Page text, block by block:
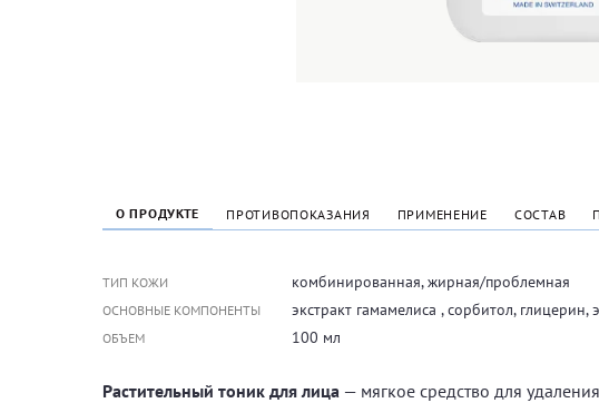
О ПРОДУКТЕ ПРОТИВОПОКАЗАНИЯ ПРИМЕНЕНИЕ СОСТАВ
ТИП КОЖИ комбинированная, жирная/проблемная
ОСНОВНЫЕ КОМПОНЕНТЫ экстракт гамамелиса , сорбитол, глицерин,
ОБЪЕМ 100 мл
Растительный тоник для лица — мягкое средство для